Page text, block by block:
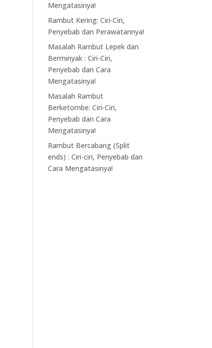
Mengatasinya!
Rambut Kering: Ciri-Ciri,
Penyebab dan Perawatannya!
Masalah Rambut Lepek dan
Berminyak : Ciri-Ciri,
Penyebab dan Cara
Mengatasinya!
Masalah Rambut
Berketombe: Ciri-Ciri,
Penyebab dan Cara
Mengatasinya!
Rambut Bercabang (Split
ends) : Ciri-ciri, Penyebab dan
Cara Mengatasinya!